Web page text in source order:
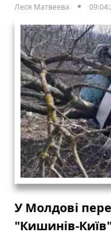
Леся Матвеева
У Молдові
"Кишинів-